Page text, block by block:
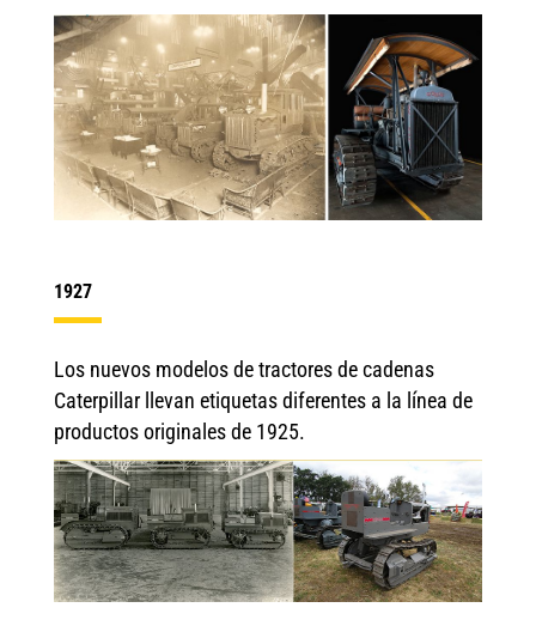
1927
Los nuevos modelos de tractores de cadenas
Caterpillar llevan etiquetas diferentes a la línea de
productos originales de 1925.